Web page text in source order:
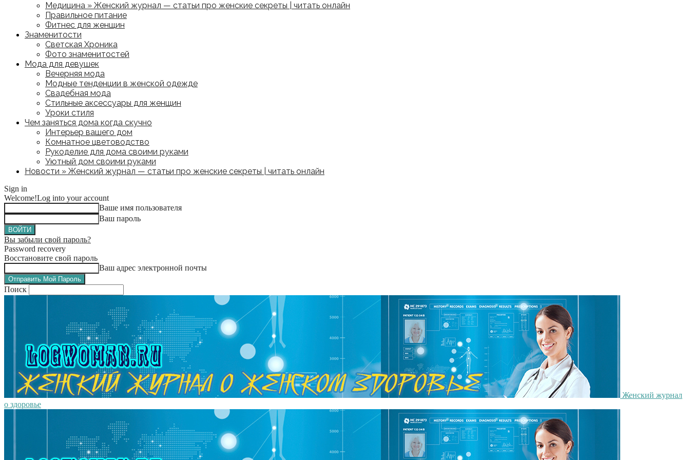
Медицина » Женский журнал — статьи про женские секреты | читать онлайн
Правильное питание
Фитнес для женщин
Знаменитости
Светская Хроника
Фото знаменитостей
Мода для девушек
Вечерняя мода
Модные тенденции в женской одежде
Свадебная мода
Стильные аксессуары для женщин
Уроки стиля
Чем заняться дома когда скучно
Интерьер вашего дом
Комнатное цветоводство
Рукоделие для дома своими руками
Уютный дом своими руками
Новости » Женский журнал — статьи про женские секреты | читать онлайн
Sign in
Welcome!Log into your account
Ваше имя пользователя
Ваш пароль
Вы забыли свой пароль?
Password recovery
Восстановите свой пароль
Ваш адрес электронной почты
Поиск
Женский журнал
о здоровье